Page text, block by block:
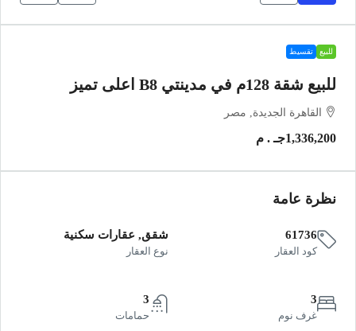
للبيع تقسيط
للبيع شقة 128م في مدينتي B8 اعلى تميز
القاهرة الجديدة, مصر
1,336,200جـ . م
نظرة عامة
61736
كود العقار
شقق, عقارات سكنية
نوع العقار
3
غرف نوم
3
حمامات